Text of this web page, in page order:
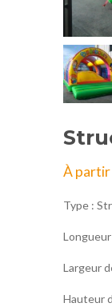
À partir
Type :
Largeur
Hauteur